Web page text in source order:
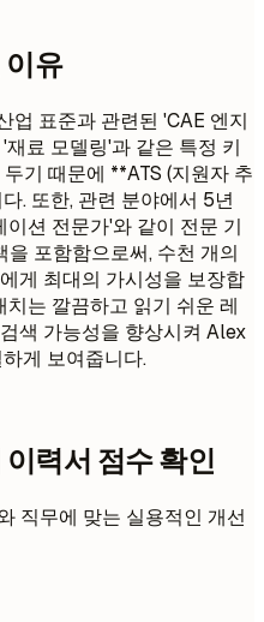
이유
업 표준과 관련된 'CAE 엔지
료 모델링'과 같은 특정 키
기 때문에 **ATS (지원자 추
. 또한, 관련 분야에서 5년
션 전문가'와 같이 전문 기
포함함으로써, 수천 개의
게 최대의 가시성을 보장합
는 깔끔하고 읽기 쉬운 레
색 가능성을 향상시켜 Alex
게 보여줍니다.
력서 점수 확인
직무에 맞는 실용적인 개선